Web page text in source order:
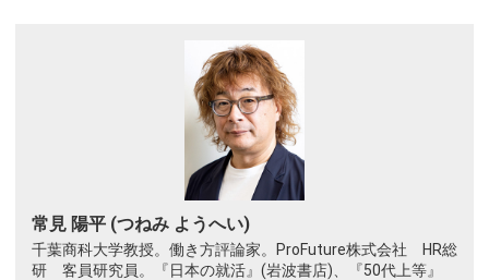
常見 陽平 (つねみ ようへい)
千葉商科大学教授。働き方評論家。ProFuture株式会社 HR総
研 客員研究員。『日本の就活』(岩波書店)、『50代上等』